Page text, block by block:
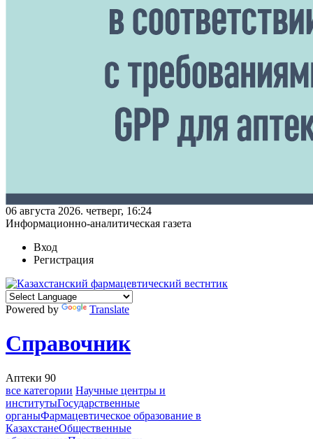
06 августа 2026. четверг, 16:24
Информационно-аналитическая газета
Вход
Регистрация
Powered by Translate
Справочник
Аптеки 90
все категории Научные центры и
институтыГосударственные
органыФармацевтическое образование в
КазахстанеОбщественные